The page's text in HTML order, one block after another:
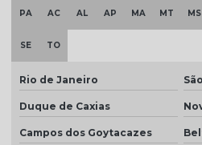
Telha colonial esmaltada preço
Telha colonial natural
Telha colonial resinada
PA AC AL AP MA MT MS
SE TO
Rio de Janeiro
Duque de Caxias
Campos dos Goytacazes